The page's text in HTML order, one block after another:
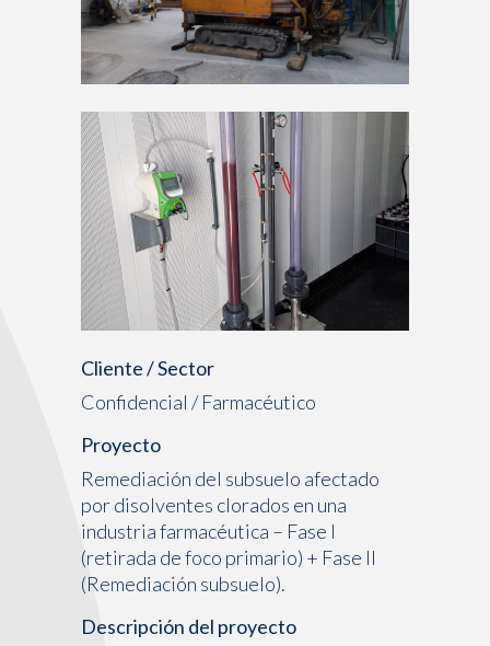
Cliente / Sector
Confidencial / Farmacéutico
Proyecto
Remediación del subsuelo afectado
por disolventes clorados en una
industria farmacéutica – Fase I
(retirada de foco primario) + Fase II
(Remediación subsuelo).
Descripción del proyecto